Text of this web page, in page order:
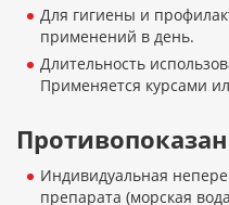
Для гигиены и
применений в день.
Длительность
Применяется курсами
Индивидуальная
препарата (морская